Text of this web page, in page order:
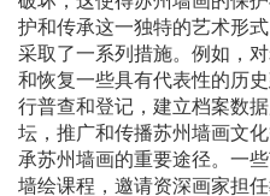
护和传承这一独特的艺术形
采取了一系列措施。例如，
和恢复一些具有代表性的历
行普查和登记，建立档案数
坛，推广和传播苏州墙画文
承苏州墙画的重要途径。一
墙绘课程，邀请资深画家担